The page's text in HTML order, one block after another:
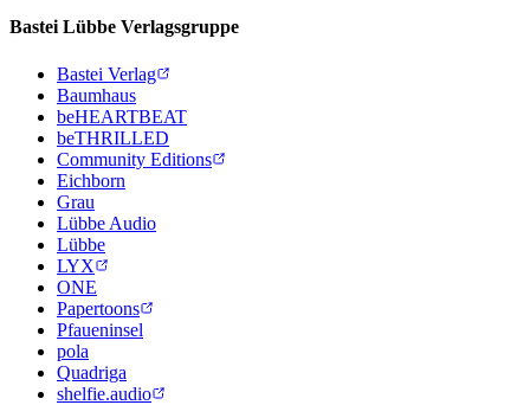
Bastei Lübbe Verlagsgruppe
Bastei Verlag
Baumhaus
beHEARTBEAT
beTHRILLED
Community Editions
Eichborn
Grau
Lübbe Audio
Lübbe
LYX
ONE
Papertoons
Pfaueninsel
pola
Quadriga
shelfie.audio